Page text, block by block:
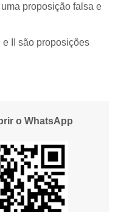
proposição falsa e
e II são proposições
o WhatsApp